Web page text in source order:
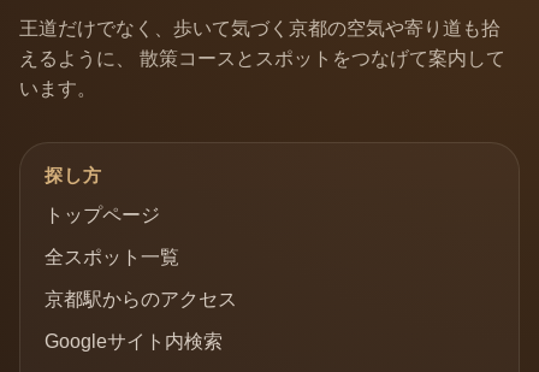
王道だけでなく、歩いて気づく京都の空気や寄り道も拾
えるように、 散策コースとスポットをつなげて案内して
います。
探し方
トップページ
全スポット一覧
京都駅からのアクセス
Googleサイト内検索